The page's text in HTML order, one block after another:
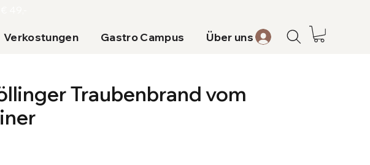
Verkostungen Gastro Campus Über uns
Traubenbrand vom